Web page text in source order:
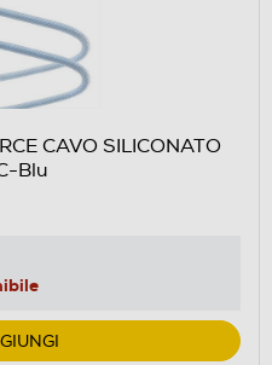
CAVO SILICONATO
Blu